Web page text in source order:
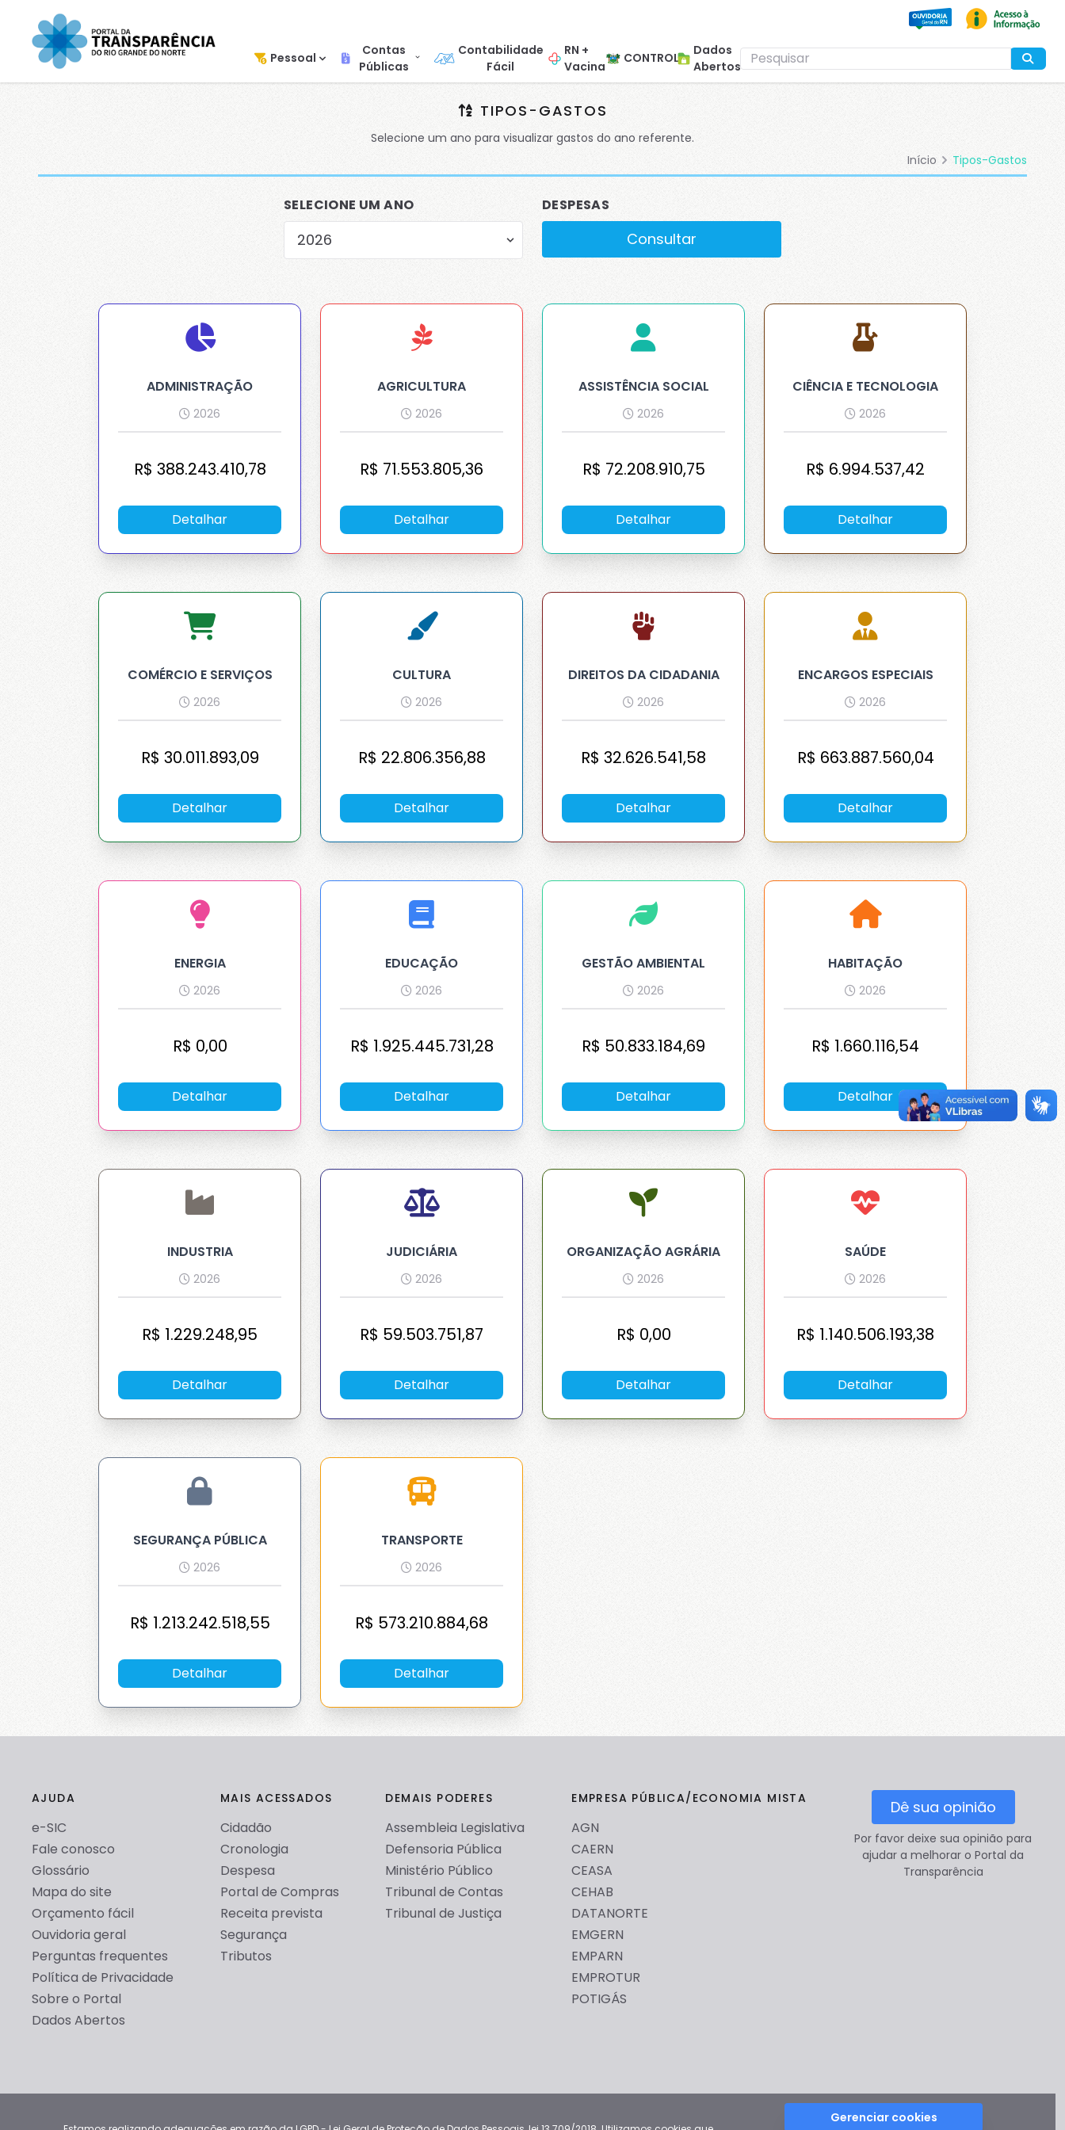
Gerenciar cookies
Para mais informações sobre como utilizamos os cookies, veja nossa política de cookies.
Cookies obrigatórios para o funcionamento do site.
Cookies de personalização.
Cookies de terceiros.
Pessoal
Contas
Públicas
Contabilidade
Fácil
RN +
Vacina
CONTROL
Dados
Abertos
TIPOS-GASTOS
Selecione um ano para visualizar gastos do ano referente.
Início
Tipos-Gastos
SELECIONE UM ANO DESPESAS
ADMINISTRAÇÃO
2026
R$ 388.243.410,78
Detalhar
AGRICULTURA
2026
R$ 71.553.805,36
Detalhar
ASSISTÊNCIA SOCIAL
2026
R$ 72.208.910,75
Detalhar
CIÊNCIA E TECNOLOGIA
2026
R$ 6.994.537,42
Detalhar
COMÉRCIO E SERVIÇOS
2026
R$ 30.011.893,09
Detalhar
CULTURA
2026
R$ 22.806.356,88
Detalhar
DIREITOS DA CIDADANIA
2026
R$ 32.626.541,58
Detalhar
ENCARGOS ESPECIAIS
2026
R$ 663.887.560,04
Detalhar
ENERGIA
2026
R$ 0,00
Detalhar
EDUCAÇÃO
2026
R$ 1.925.445.731,28
Detalhar
GESTÃO AMBIENTAL
2026
R$ 50.833.184,69
Detalhar
HABITAÇÃO
2026
R$ 1.660.116,54
Detalhar
INDUSTRIA
2026
R$ 1.229.248,95
Detalhar
JUDICIÁRIA
2026
R$ 59.503.751,87
Detalhar
ORGANIZAÇÃO AGRÁRIA
2026
R$ 0,00
Detalhar
SAÚDE
2026
R$ 1.140.506.193,38
Detalhar
SEGURANÇA PÚBLICA
2026
R$ 1.213.242.518,55
Detalhar
TRANSPORTE
2026
R$ 573.210.884,68
Detalhar
AJUDA
e-SIC
Fale conosco
Glossário
Mapa do site
Orçamento fácil
Ouvidoria geral
Perguntas frequentes
Política de Privacidade
Sobre o Portal
Dados Abertos
MAIS ACESSADOS
Cidadão
Cronologia
Despesa
Portal de Compras
Receita prevista
Segurança
Tributos
DEMAIS PODERES
Assembleia Legislativa
Defensoria Pública
Ministério Público
Tribunal de Contas
Tribunal de Justiça
EMPRESA PÚBLICA/ECONOMIA MISTA
AGN
CAERN
CEASA
CEHAB
DATANORTE
EMGERN
EMPARN
EMPROTUR
POTIGÁS
Dê sua opinião
Por favor deixe sua opinião para
ajudar a melhorar o Portal da
Transparência